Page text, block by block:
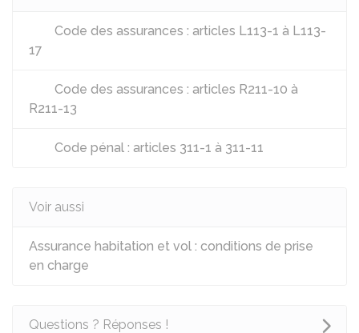
Code des assurances : articles L113-1 à L113-
17
Code des assurances : articles R211-10 à
R211-13
Code pénal : articles 311-1 à 311-11
Voir aussi
Assurance habitation et vol : conditions de prise
en charge
Questions ? Réponses !